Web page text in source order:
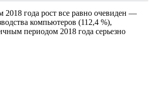
2018 года рост все равно очевиден —
компьютеров (112,4 %),
периодом 2018 года серьезно